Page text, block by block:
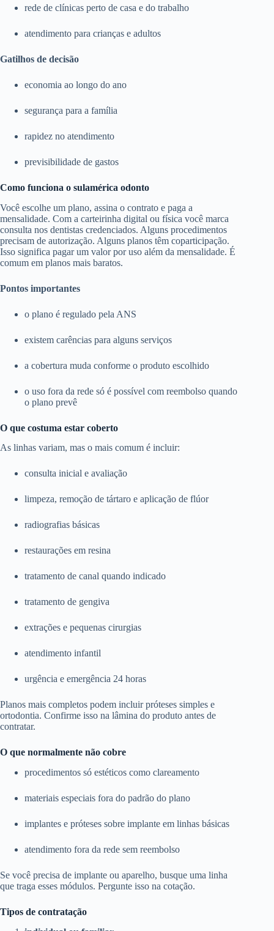
rede de clínicas perto de casa e do trabalho
atendimento para crianças e adultos
Gatilhos de decisão
economia ao longo do ano
segurança para a família
rapidez no atendimento
previsibilidade de gastos
Como funciona o sulamérica odonto
Você escolhe um plano, assina o contrato e paga a
mensalidade. Com a carteirinha digital ou física você marca
consulta nos dentistas credenciados. Alguns procedimentos
precisam de autorização. Alguns planos têm coparticipação.
Isso significa pagar um valor por uso além da mensalidade. É
comum em planos mais baratos.
Pontos importantes
o plano é regulado pela ANS
existem carências para alguns serviços
a cobertura muda conforme o produto escolhido
o uso fora da rede só é possível com reembolso quando
o plano prevê
O que costuma estar coberto
As linhas variam, mas o mais comum é incluir:
consulta inicial e avaliação
limpeza, remoção de tártaro e aplicação de flúor
radiografias básicas
restaurações em resina
tratamento de canal quando indicado
tratamento de gengiva
extrações e pequenas cirurgias
atendimento infantil
urgência e emergência 24 horas
Planos mais completos podem incluir próteses simples e
ortodontia. Confirme isso na lâmina do produto antes de
contratar.
O que normalmente não cobre
procedimentos só estéticos como clareamento
materiais especiais fora do padrão do plano
implantes e próteses sobre implante em linhas básicas
atendimento fora da rede sem reembolso
Se você precisa de implante ou aparelho, busque uma linha
que traga esses módulos. Pergunte isso na cotação.
Tipos de contratação